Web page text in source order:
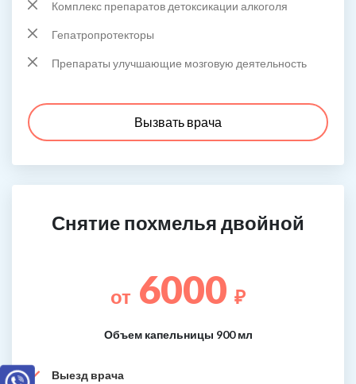
Комплекс препаратов детоксикации алкоголя
Гепатропротекторы
Препараты улучшающие мозговую деятельность
Вызвать врача
Снятие похмелья двойной
от 6000 ₽
Объем капельницы 900 мл
Выезд врача